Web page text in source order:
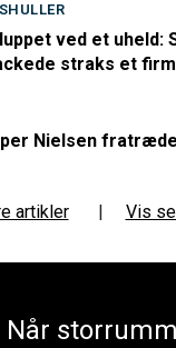
ved et uheld:
straks et
Nielsen
artikler Vis
Når